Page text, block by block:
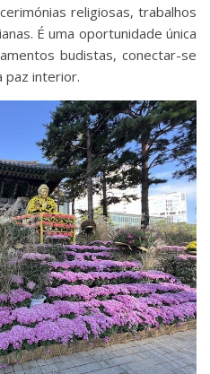
religiosas, trabalhos
É uma oportunidade única
budistas, conectar-se
paz interior.